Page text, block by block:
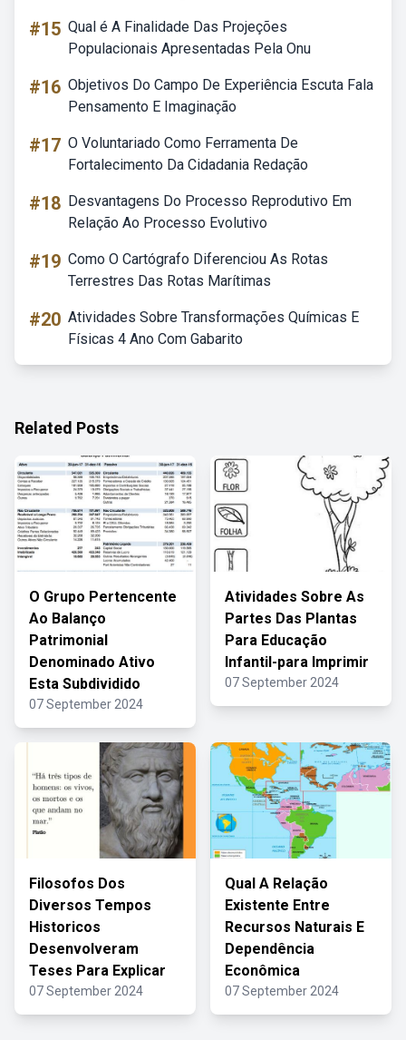
#15 Qual é A Finalidade Das Projeções
Populacionais Apresentadas Pela Onu
#16 Objetivos Do Campo De Experiência Escuta Fala
Pensamento E Imaginação
#17 O Voluntariado Como Ferramenta De
Fortalecimento Da Cidadania Redação
#18 Desvantagens Do Processo Reprodutivo Em
Relação Ao Processo Evolutivo
#19 Como O Cartógrafo Diferenciou As Rotas
Terrestres Das Rotas Marítimas
#20 Atividades Sobre Transformações Químicas E
Físicas 4 Ano Com Gabarito
Related Posts
O Grupo Pertencente
Ao Balanço
Patrimonial
Denominado Ativo
Esta Subdividido
07 September 2024
Atividades Sobre As
Partes Das Plantas
Para Educação
Infantil-para Imprimir
07 September 2024
Filosofos Dos
Diversos Tempos
Historicos
Desenvolveram
Teses Para Explicar
07 September 2024
Qual A Relação
Existente Entre
Recursos Naturais E
Dependência
Econômica
07 September 2024